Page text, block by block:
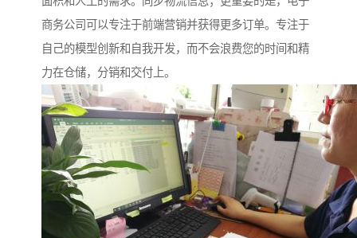
商务公司可以专注于前端营销并获得更多订单。专注于
自己的模型创新和自我开发，而不会浪费您的时间和精
力在仓储，分销和交付上。